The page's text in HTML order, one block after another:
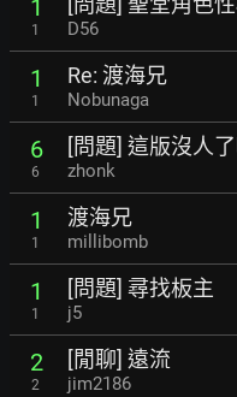
1
1 D56
1
1
Re: 渡海兄
Nobunaga
6
6
[問題] 這版沒人
zhonk
1
1
渡海兄
millibomb
1
1
[問題] 尋找板主
j5
2
2
[閒聊] 遠流
jim2186